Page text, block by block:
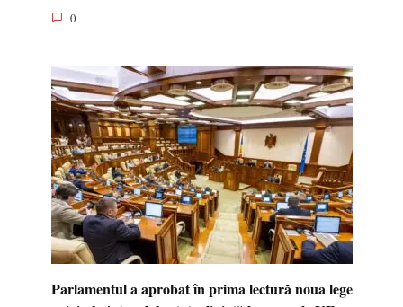
0
Parlamentul a aprobat în prima lectură noua lege